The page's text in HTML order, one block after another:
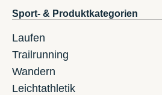
Sport- & Produktkategorien
Laufen
Trailrunning
Wandern
Leichtathletik